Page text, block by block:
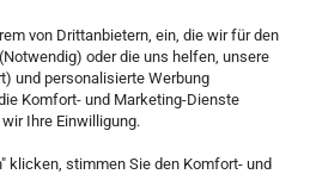
von Drittanbietern, ein, die wir für den
oder die uns helfen, unsere
und personalisierte Werbung
Komfort- und Marketing-Dienste
Ihre Einwilligung.
klicken, stimmen Sie den Komfort- und